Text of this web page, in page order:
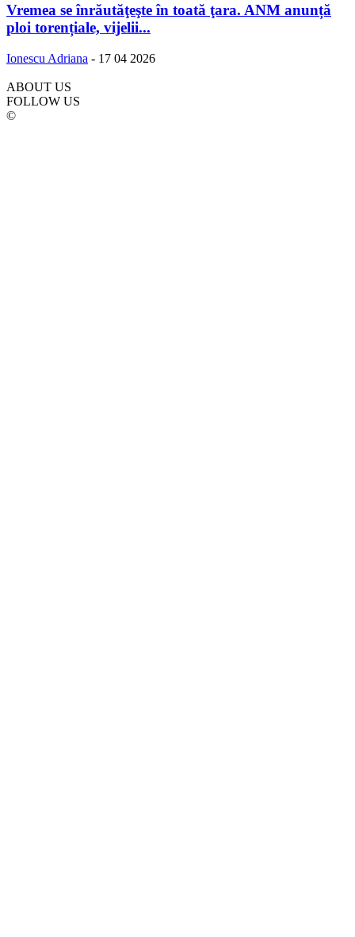
Vremea se înrăutăţeşte în toată ţara. ANM anunță
ploi torențiale, vijelii...
Ionescu Adriana - 17 04 2026
ABOUT US
FOLLOW US
©